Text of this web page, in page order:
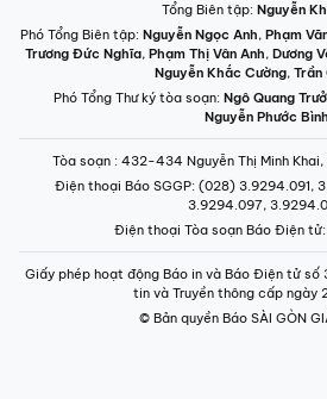
Tổng Biên tập: Nguyễn
Phó Tổng Biên tập: Nguyễn Ngọc Anh, Phạm
Trương Đức Nghĩa, Phạm Thị Vân Anh, Dương
Nguyễn Khắc Cường, Trần
Phó Tổng Thư ký tòa soạn: Ngô Quang
Nguyễn Phước Bình
Tòa soạn : 432-434 Nguyễn Thị Minh Khai,
Điện thoại Báo SGGP: (028) 3.9294.091,
3.9294.097,
Điện thoại Tòa soạn Báo Điện tử
Giấy phép hoạt động Báo in và Báo Điện tử số
tin và Truyền thông cấp
© Bản quyền Báo SÀI GÒN